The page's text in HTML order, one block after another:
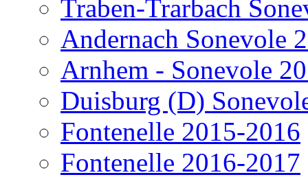
Traben-Trarbach
Andernach Sonevole
Arnhem - Sonevole
Duisburg (D)
Fontenelle 2015-2016
Fontenelle 2016-2017